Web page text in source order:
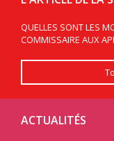
QUELLES SONT LES
COMMISSAIRE AUX
ACTUALITÉS